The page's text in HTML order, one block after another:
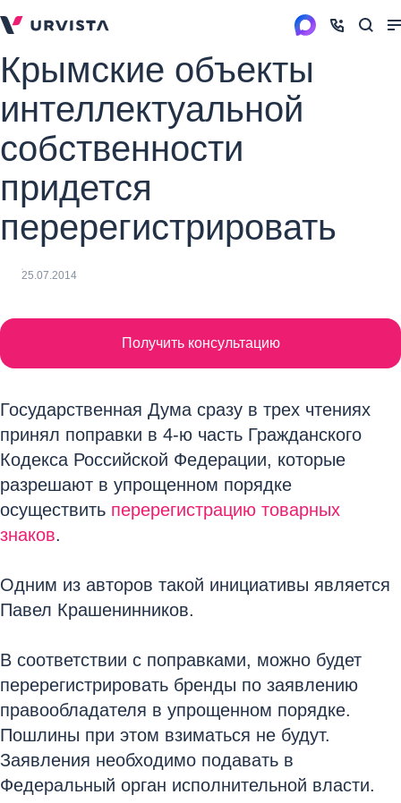
Крымские объекты
интеллектуальной
собственности
придется
перерегистрировать
25.07.2014
Получить консультацию
Государственная Дума сразу в трех чтениях
принял поправки в 4-ю часть Гражданского
Кодекса Российской Федерации, которые
разрешают в упрощенном порядке
осуществить перерегистрацию товарных
знаков.
Одним из авторов такой инициативы является
Павел Крашенинников.
В соответствии с поправками, можно будет
перерегистрировать бренды по заявлению
правообладателя в упрощенном порядке.
Пошлины при этом взиматься не будут.
Заявления необходимо подавать в
Федеральный орган исполнительной власти.